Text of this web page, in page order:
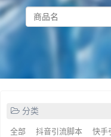
分类
全部 抖音引流脚本 快手